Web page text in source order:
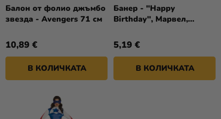
Разпродажба
Оценка
на
магазина
О
Д
К
Т
Т
Е
Балон от фолио джъмбо
звезда - Avengers 71 см
10,89 €
В КОЛИЧКАТА
Банер - "Happy
Birthday", Марвел,
5,19 €
В КОЛИЧКАТА